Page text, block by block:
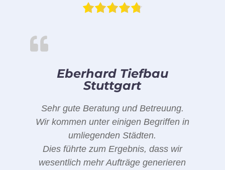
Eberhard Tiefbau
Stuttgart
Sehr gute Beratung und Betreuung.
Wir kommen unter einigen Begriffen in
umliegenden Städten.
Dies führte zum Ergebnis, dass wir
wesentlich mehr Aufträge generieren